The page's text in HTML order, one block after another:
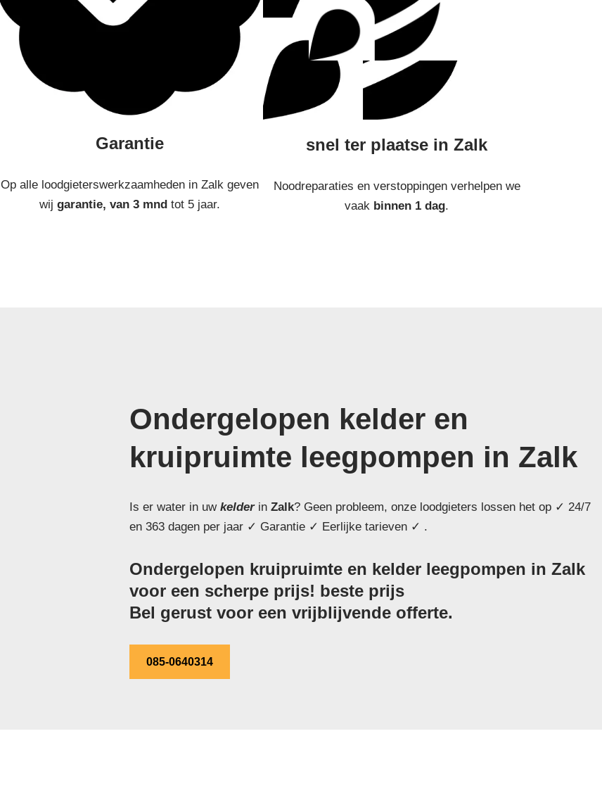
Garantie
Op alle loodgieterswerkzaamheden in Zalk geven
wij garantie, van 3 mndtot 5 jaar.
snel ter plaatse in Zalk
Noodreparaties en verstoppingen verhelpen we
vaak binnen 1 dag.
Ondergelopen kelder en
kruipruimte leegpompen in Zalk
Is er water in uw kelderin Zalk? Geen probleem, onze loodgieters lossen het op ✓ 24/7
en 363 dagen per jaar ✓ Garantie ✓ Eerlijke tarieven ✓ .
Ondergelopen kruipruimte en kelder leegpompen in Zalk
voor een scherpe prijs! beste prijs
Bel gerust voor een vrijblijvende offerte.
085-0640314